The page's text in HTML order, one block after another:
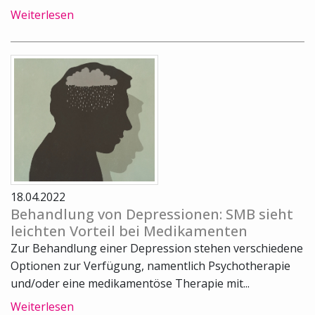
Weiterlesen
18.04.2022
Behandlung von Depressionen: SMB sieht
leichten Vorteil bei Medikamenten
Zur Behandlung einer Depression stehen verschiedene
Optionen zur Verfügung, namentlich Psychotherapie
und/oder eine medikamentöse Therapie mit...
Weiterlesen